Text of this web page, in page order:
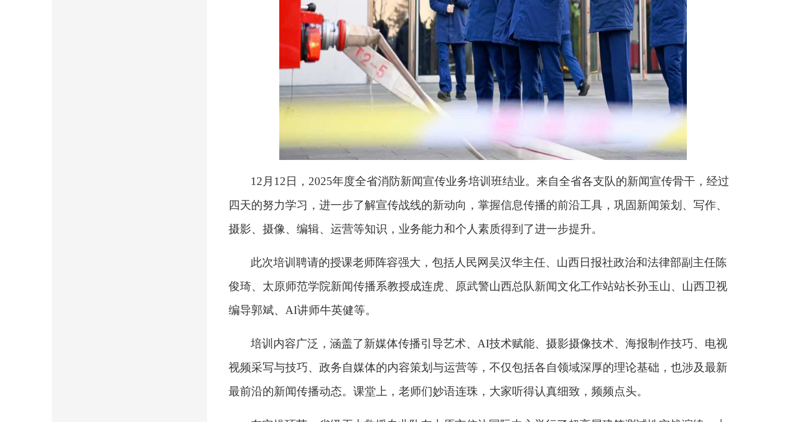
12 月 12日，2025年度全省消防新闻宣传业务培训班结业。来自全省各支队的新闻宣传骨干，经过
四天的努力学习，进一步了解宣传战线的新动向，掌握信息传播的前沿工具，巩固新闻策划、写作、
摄影、摄像、编辑、运营等知识，业务能力和个人素质得到了进一步提升。
此次培训聘请的授课老师阵容强大，包括人民网吴汉华主任、山西日报社政治和法律部副主任陈
俊琦、太原师范学院新闻传播系教授成连虎、原武警山西总队新闻文化工作站站长孙玉山、山西卫视
编导郭斌、 AI讲师牛英健等。
培训内容广泛，涵盖了新媒体传播引导艺术、 AI技术赋能、摄影摄像技术、海报制作技巧、电视
视频采写与技巧、政务自媒体的内容策划与运营等，不仅包括各自领域深厚的理论基础，也涉及最新
最前沿的新闻传播动态。课堂上，老师们妙语连珠，大家听得认真细致，频频点头。